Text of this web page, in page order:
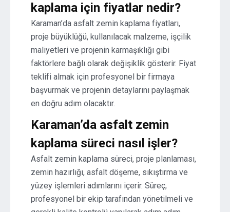
kaplama için fiyatlar nedir?
Karaman’da asfalt zemin kaplama fiyatları,
proje büyüklüğü, kullanılacak malzeme, işçilik
maliyetleri ve projenin karmaşıklığı gibi
faktörlere bağlı olarak değişiklik gösterir. Fiyat
teklifi almak için profesyonel bir firmaya
başvurmak ve projenin detaylarını paylaşmak
en doğru adım olacaktır.
Karaman’da asfalt zemin
kaplama süreci nasıl işler?
Asfalt zemin kaplama süreci, proje planlaması,
zemin hazırlığı, asfalt döşeme, sıkıştırma ve
yüzey işlemleri adımlarını içerir. Süreç,
profesyonel bir ekip tarafından yönetilmeli ve